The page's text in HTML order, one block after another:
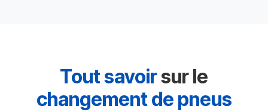
Tout savoirsur le
changement de pneus